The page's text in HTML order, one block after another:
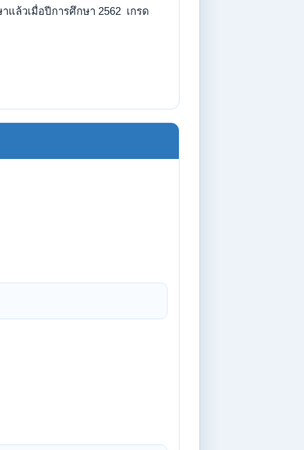
ล้วเมื่อปีการศึกษา 2562 เกรด